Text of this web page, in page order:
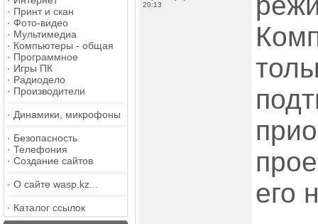
· Принт и скан
· Фото-видео
· Мультимедиа
· Компьютеры - общая
· Программное
· Игры ПК
· Радиодело
· Производители
· Динамики, микрофоны
· Безопасность
· Телефония
· Создание сайтов
· О сайте wasp.kz...
· Каталог ссылок
20:13
его